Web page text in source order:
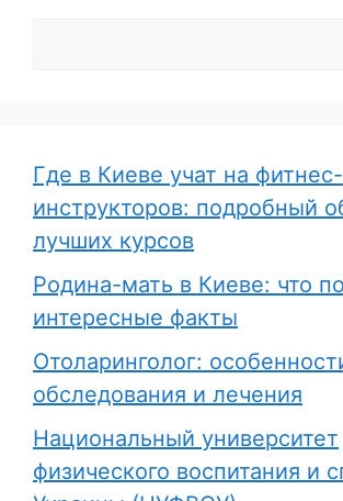
Где в Киеве учат на фитнес-
инструкторов: подробный
лучших курсов
Родина-мать в Киеве: что
интересные факты
Отоларинголог:
обследования и лечения
Национальный университет
физического воспитания и